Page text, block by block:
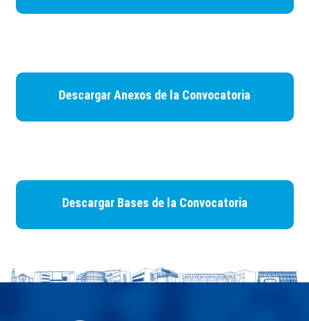
Descargar Anexos de la Convocatoria
Descargar Bases de la Convocatoria